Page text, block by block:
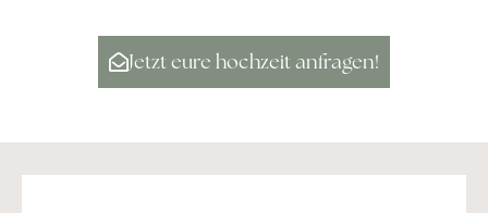
Jetzt eure hochzeit anfragen!